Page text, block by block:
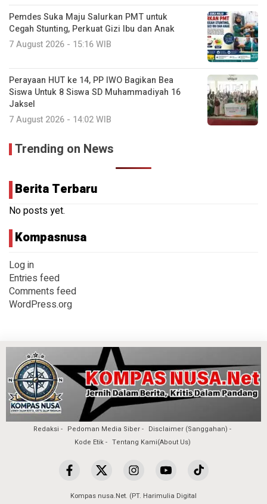
Pemdes Suka Maju Salurkan PMT untuk
Cegah Stunting, Perkuat Gizi Ibu dan Anak
7 August 2026 - 15:16 WIB
Perayaan HUT ke 14, PP IWO Bagikan Bea
Siswa Untuk 8 Siswa SD Muhammadiyah 16
Jaksel
7 August 2026 - 14:02 WIB
Trending on News
Berita Terbaru
No posts yet.
Kompasnusa
Log in
Entries feed
Comments feed
WordPress.org
Redaksi Pedoman Media Siber
Disclaimer (Sanggahan)
Kode Etik
Tentang Kami(About Us)
Kompas nusa.Net. (PT. Harimulia Digital